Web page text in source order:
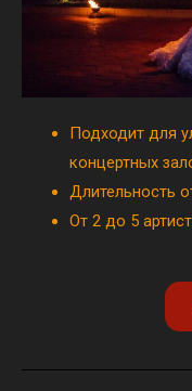
Подходит для
концертных
Длительность
От 2 до 5